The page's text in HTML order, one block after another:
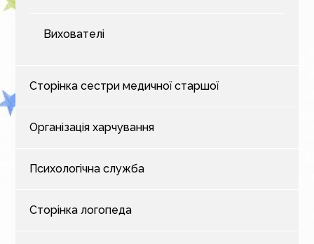
Вихователі
Сторінка сестри медичної старшої
Організація харчування
Психологічна служба
Сторінка логопеда